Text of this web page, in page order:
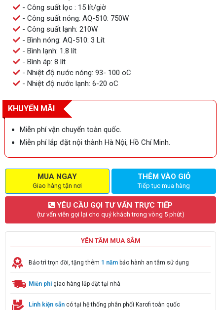
- Công suất lọc : 15 lít/giờ
- Công suất nóng: AQ-510: 750W
- Công suất lạnh: 210W
- Bình nóng: AQ-510: 3 Lít
- Bình lạnh: 1.8 lít
- Bình áp: 8 lít
- Nhiệt độ nước nóng: 93- 100 oC
- Nhiệt độ nước lạnh: 6-20 oC
KHUYẾN MÃI
Miễn phí vận chuyển toàn quốc.
Miễn phí lắp đặt nội thành Hà Nội, Hồ Chí Minh.
MUA NGAY
Giao hàng tận nơi
THÊM VÀO GIỎ
Tiếp tục mua hàng
YÊU CẦU GỌI TƯ VẤN TRỰC TIẾP
(tư vấn viên gọi lại cho quý khách trong vòng 5 phút)
YÊN TÂM MUA SẮM
Bảo trì trọn đời, tặng thêm 1 năm bảo hành an tâm sử dụng
Miễn phígiao hàng lắp đặt tại nhà
Linh kiện sẵn có tại hệ thống phân phối Karofi toàn quốc